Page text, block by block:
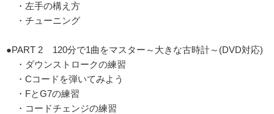
・左手の構え方
・チューニング
●PART 2 120分で1曲をマスター～大きな古時計～(DVD対応)
・ダウンストロークの練習
・Cコードを弾いてみよう
・FとG7の練習
・コードチェンジの練習